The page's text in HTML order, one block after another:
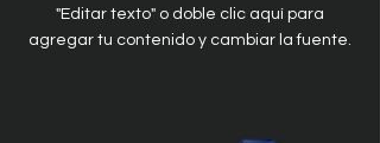
"Editar texto" o doble clic aquí para
agregar tu contenido y cambiar la fuente.